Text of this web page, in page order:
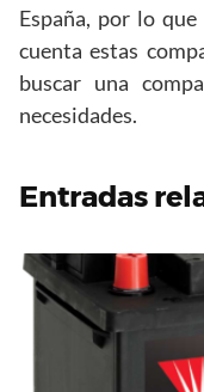
España, por lo
cuenta estas
buscar una
necesidades.
Entradas